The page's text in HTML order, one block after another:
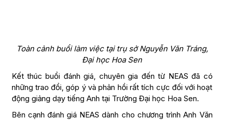
Toàn cảnh buổi làm việc tại trụ sở Nguyễn Văn Tráng,
Đại học Hoa Sen
Kết thúc buổi đánh giá, chuyên gia đến từ NEAS đã có
những trao đổi, góp ý và phản hồi rất tích cực đối với hoạt
động giảng dạy tiếng Anh tại Trường Đại học Hoa Sen.
Bên cạnh đánh giá NEAS dành cho chương trình Anh Văn